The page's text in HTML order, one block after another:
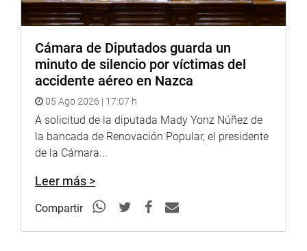
Twitter:https://goo.gl/iMywRR
YouTube:https://goo.gl/VBXBNk
Soundcloud: https://soundcloud.com/radiocongreso
Sistema de Archivo Fotográfico
(SAF):http://www4.congreso.gob.pe/fotografia.asp
Cámara de Diputados guarda un
minuto de silencio por víctimas del
accidente aéreo en Nazca
05 Ago 2026 | 17:07 h
A solicitud de la diputada Mady Yonz Núñez de
la bancada de Renovación Popular, el presidente
de la Cámara...
Leer más >
Compartir